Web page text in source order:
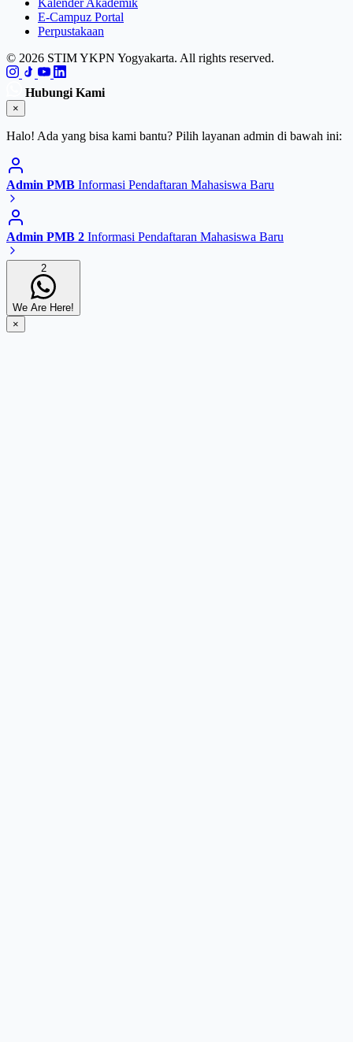
Kalender Akademik
E-Campuz Portal
Perpustakaan
© 2026 STIM YKPN Yogyakarta. All rights reserved.
Hubungi Kami
×
Halo! Ada yang bisa kami bantu? Pilih layanan admin di bawah ini:
Admin PMB Informasi Pendaftaran Mahasiswa Baru
Admin PMB 2 Informasi Pendaftaran Mahasiswa Baru
2
We Are Here!
×